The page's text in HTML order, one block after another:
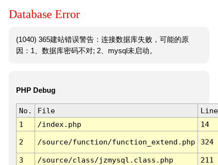
Database Error
(1040) 365建站错误警告：连接数据库失败，可能的原
因：1、数据库密码不对; 2、mysql未启动。
PHP Debug
No. File
Line
1
/index.php 14
2 /source/function/function_extend.php 324
3 /source/class/jzmysql.class.php
211